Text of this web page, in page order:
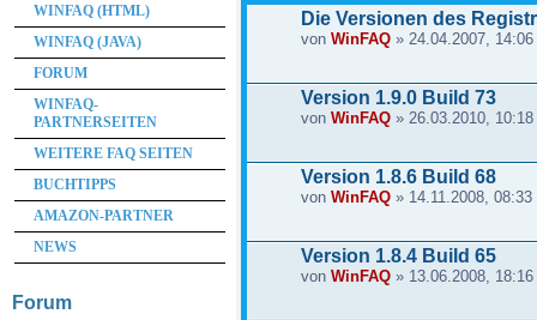
Die Versionen des
von WinFAQ» 24.04.2007, 14:06
Version 1.9.0 Build 73
von WinFAQ» 26.03.2010, 10:18
Version 1.8.6 Build 68
von WinFAQ» 14.11.2008, 08:33
Version 1.8.4 Build 65
von WinFAQ» 13.06.2008, 18:16
WINFAQ (HTML)
WINFAQ (JAVA)
FORUM
WINFAQ-
PARTNERSEITEN
WEITERE FAQ SEITEN
BUCHTIPPS
AMAZON-PARTNER
NEWS
Forum